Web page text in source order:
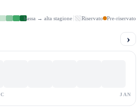
bassa → alta stagione Riservato Pre-riservato
›
JAN